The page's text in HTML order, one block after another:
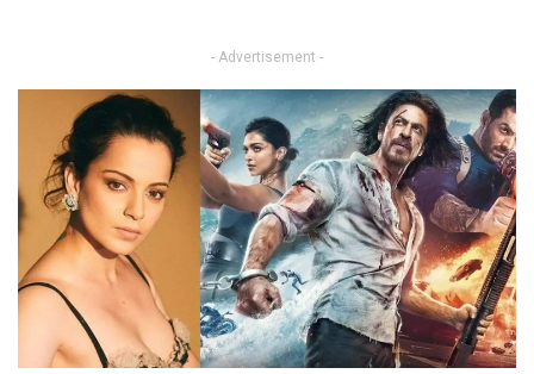
- Advertisement -